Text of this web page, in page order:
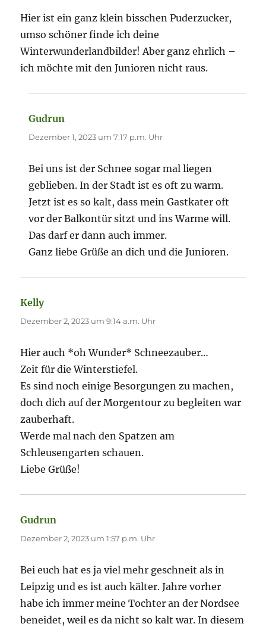
Hier ist ein ganz klein bisschen Puderzucker,
umso schöner finde ich deine
Winterwunderlandbilder! Aber ganz ehrlich –
ich möchte mit den Junioren nicht raus.
Gudrun
Dezember 1, 2023 um 7:17 p.m. Uhr
Bei uns ist der Schnee sogar mal liegen
geblieben. In der Stadt ist es oft zu warm.
Jetzt ist es so kalt, dass mein Gastkater oft
vor der Balkontür sitzt und ins Warme will.
Das darf er dann auch immer.
Ganz liebe Grüße an dich und die Junioren.
Kellysagt:
Dezember 2, 2023 um 9:14 a.m. Uhr
Hier auch *oh Wunder* Schneezauber…
Zeit für die Winterstiefel.
Es sind noch einige Besorgungen zu machen,
doch dich auf der Morgentour zu begleiten war
zauberhaft.
Werde mal nach den Spatzen am
Schleusengarten schauen.
Liebe Grüße!
Gudrun
Dezember 2, 2023 um 1:57 p.m. Uhr
Bei euch hat es ja viel mehr geschneit als in
Leipzig und es ist auch kälter. Jahre vorher
habe ich immer meine Tochter an der Nordsee
beneidet, weil es da nicht so kalt war. In diesem